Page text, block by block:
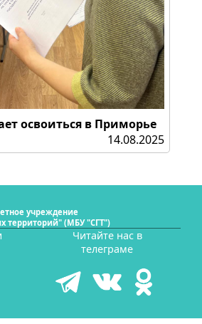
освоиться в Приморье
14.08.2025
учреждение
территорий" (МБУ "СГТ")
Читайте нас в
телеграме